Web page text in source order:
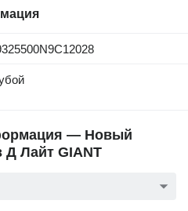
— Новый
Д Лайт GIANT